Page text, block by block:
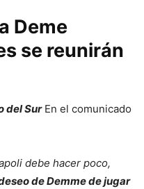
Deme
se reunirán
del SurEn el comunicado
debe hacer poco,
de Demme de jugar